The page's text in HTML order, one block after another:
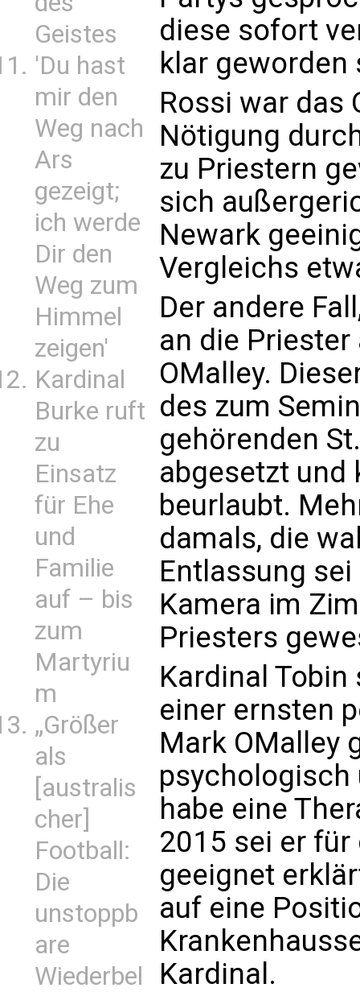
Geistes
'Du hast
mir den
Weg nach
Ars
gezeigt;
ich werde
Dir den
Weg zum
Himmel
zeigen'
Kardinal
Burke ruft
zu
Einsatz
für Ehe
und
Familie
auf – bis
zum
Martyriu
m
„Größer
als
[australis
cher]
Football:
Die
unstoppb
are
Wiederbel
diese sofort
klar geworden
Rossi war das
Nötigung
zu Priestern
sich
Newark
Vergleichs
Der andere
an die
OMalley.
des zum
gehörenden
abgesetzt und
beurlaubt.
damals, die
Entlassung
Kamera im
Priesters
Kardinal
einer ernsten
Mark OMalley
habe eine
2015 sei er
geeignet
auf eine
Kardinal.